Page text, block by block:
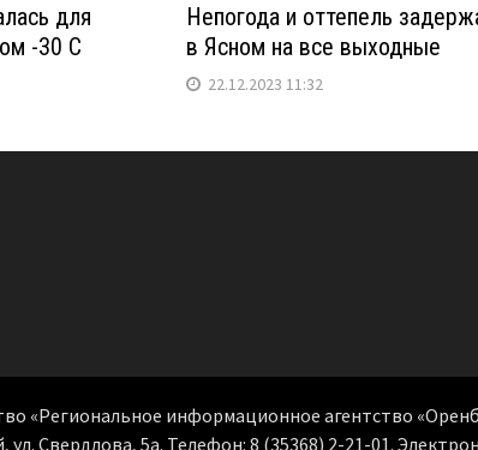
для
-30 С
Непогода и оттепель
в Ясном на все выходные
22.12.2023 11:32
«Региональное информационное агентство
Свердлова, 5а. Телефон: 8 (35368) 2-21-01.